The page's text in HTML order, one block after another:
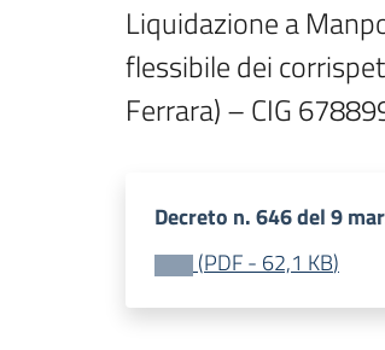
Liquidazione a
flessibile dei
Ferrara) – CIG
Decreto n. 646 del 9
(PDF- 62,1 KB)